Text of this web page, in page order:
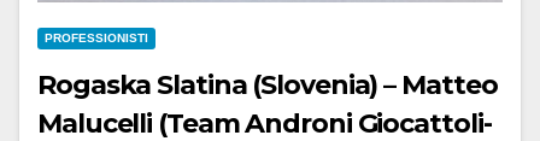
PROFESSIONISTI
Rogaska Slatina (Slovenia) – Matteo
Malucelli (Team Androni Giocattoli-